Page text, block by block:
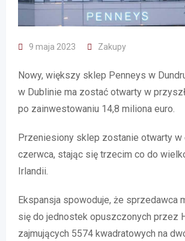
9 maja 2023 Zakupy
Nowy, większy sklep Penneys w
w Dublinie ma zostać otwarty w
po zainwestowaniu 14,8 miliona euro.
Przeniesiony sklep zostanie otwarty w
czerwca, stając się trzecim co do
Irlandii.
Ekspansja spowoduje, że sprzedawca
się do jednostek opuszczonych przez
zajmujących 5574 kwadratowych na